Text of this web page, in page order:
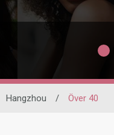
Hangzhou / Över 40